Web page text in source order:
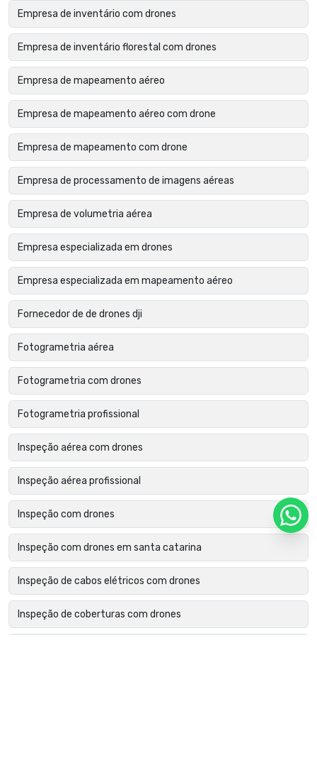
Empresa de inventário com drones
Empresa de inventário florestal com drones
Empresa de mapeamento aéreo
Empresa de mapeamento aéreo com drone
Empresa de mapeamento com drone
Empresa de processamento de imagens aéreas
Empresa de volumetria aérea
Empresa especializada em drones
Empresa especializada em mapeamento aéreo
Fornecedor de de drones dji
Fotogrametria aérea
Fotogrametria com drones
Fotogrametria profissional
Inspeção aérea com drones
Inspeção aérea profissional
Inspeção com drones
Inspeção com drones em santa catarina
Inspeção de cabos elétricos com drones
Inspeção de coberturas com drones